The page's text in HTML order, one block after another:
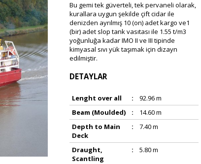
Bu gemi tek güverteli, tek pervaneli olarak,
kurallara uygun şekilde çift cidar ile
denizden ayrılmış 10 (on) adet kargo ve1
(bir) adet slop tank vasıtası ile 1.55 t/m3
yoğunluğa kadar IMO II ve III tipinde
kimyasal sıvı yük taşımak için dizayn
edilmiştir.
DETAYLAR
Lenght over all :
92.96 m
Beam (Moulded)
:
14.60 m
Depth to Main
Deck
: 7.40 m
Draught,
Scantling
: 5.80 m